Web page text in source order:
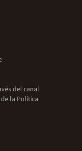
del canal
la Política